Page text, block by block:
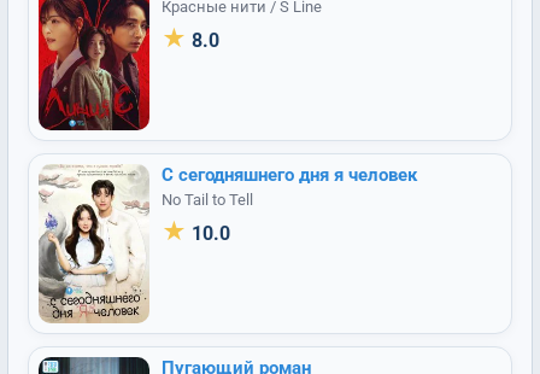
Красные нити / S Line
★ 8.0
С сегодняшнего дня я человек
No Tail to Tell
★ 10.0
Пугающий роман